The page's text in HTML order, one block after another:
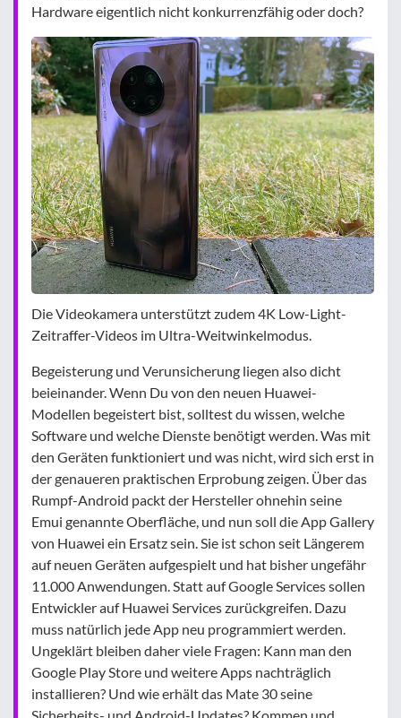
Hardware eigentlich nicht konkurrenzfähig oder doch?
Die Videokamera unterstützt zudem 4K Low-Light-
Zeitraffer-Videos im Ultra-Weitwinkelmodus.
Begeisterung und Verunsicherung liegen also dicht
beieinander. Wenn Du von den neuen Huawei-
Modellen begeistert bist, solltest du wissen, welche
Software und welche Dienste benötigt werden. Was mit
den Geräten funktioniert und was nicht, wird sich erst in
der genaueren praktischen Erprobung zeigen. Über das
Rumpf-Android packt der Hersteller ohnehin seine
Emui genannte Oberfläche, und nun soll die App Gallery
von Huawei ein Ersatz sein. Sie ist schon seit Längerem
auf neuen Geräten aufgespielt und hat bisher ungefähr
11.000 Anwendungen. Statt auf Google Services sollen
Entwickler auf Huawei Services zurückgreifen. Dazu
muss natürlich jede App neu programmiert werden.
Ungeklärt bleiben daher viele Fragen: Kann man den
Google Play Store und weitere Apps nachträglich
installieren? Und wie erhält das Mate 30 seine